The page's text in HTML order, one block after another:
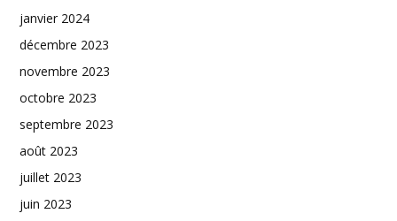
janvier 2024
décembre 2023
novembre 2023
octobre 2023
septembre 2023
août 2023
juillet 2023
juin 2023